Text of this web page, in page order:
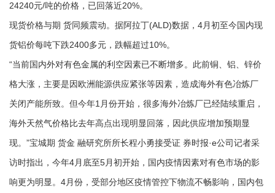
24240元/吨的价格，已回落近20%。
现货价格与期 货同频震动。据阿拉丁(ALD)数据，4月初至今国内现
货铝价每吨下跌2400多元，跌幅超过10%。
“当前国内外对有色金属的利空因素已不断增多。此前铜、铝、锌价
格大涨，主要是因欧洲能源供应紧张等因素，造成海外有色冶炼厂
关闭产能所致。但今年1月份开始，很多海外冶炼厂已经陆续重启，
海外天然气价格比去年高点出现明显回落，因此供应增加预期显
现。”宝城期 货金 融研究所所长程小勇接受证 券时报·e公司记者采
访时指出，今年4月底至5月初开始，国内疫情因素对有色市场的影
响更为明显。4月份，受部分地区疫情管控下物流不畅影响，国内包